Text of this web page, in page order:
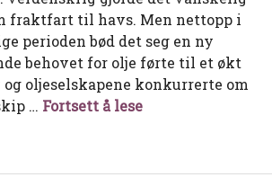
fraktfart til havs. Men nettopp i
perioden bød det seg en ny
behovet for olje førte til et økt
oljeselskapene konkurrerte om
… Fortsett å leseDet sørlandske